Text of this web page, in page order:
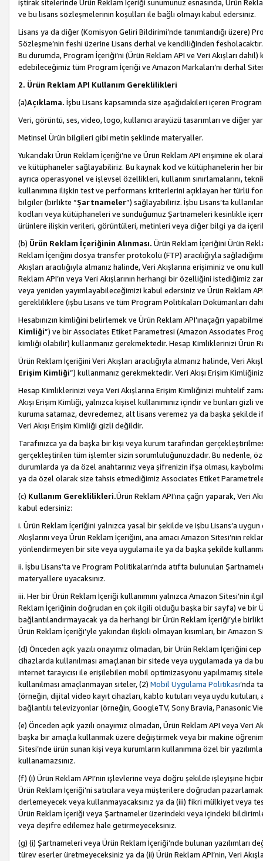
iştirak sitelerinde Ürün Reklam İçeriği sunumunuz esnasında, Ürün
ve bu lisans sözleşmelerinin koşulları ile bağlı olmayı kabul edersiniz.
Lisans ya da diğer (Komisyon Geliri Bildirimi’nde tanımlandığı üzere)
Sözleşme’nin feshi üzerine Lisans derhal ve kendiliğinden
Bu durumda, Program İçeriği’ni (Ürün Reklam API ve Veri Akışları
edebileceğimiz tüm Program İçeriği ve Amazon Markaları’nı derhal
2. Ürün Reklam API Kullanım Gereklilikleri
(a)Açıklama. İşbu Lisans kapsamında size aşağıdakileri içeren
Veri, görüntü, ses, video, logo, kullanıcı arayüzü tasarımları ve diğer
Metinsel Ürün bilgileri gibi metin şeklinde materyaller.
Yukarıdaki Ürün Reklam İçeriği’ne ve Ürün Reklam API erişimine ek
ve kütüphaneler sağlayabiliriz. Bu kaynak kod ve kütüphanelerin her
ayrıca operasyonel ve işlevsel özellikleri, kullanım sınırlamalarını,
kullanımına ilişkin test ve performans kriterlerini açıklayan her türlü
bilgiler (birlikte “Şartnameler”) sağlayabiliriz. İşbu Lisans’ta
kodları veya kütüphaneleri ve sunduğumuz Şartnameleri kesinlikle
ürünlere ilişkin verileri, görüntüleri, metinleri veya diğer bilgi ya da
(b) Ürün Reklam İçeriğinin Alınması. Ürün Reklam İçeriğini Ürün
Reklam İçeriğini dosya transfer protokolü (FTP) aracılığıyla
Akışları aracılığıyla almanız halinde, Veri Akışlarına erişiminiz ve onu
Reklam API’ın veya Veri Akışlarının herhangi bir özelliğini
veya yeniden yayımlayabileceğimizi kabul edersiniz ve Ürün Reklam
gerekliliklere (işbu Lisans ve tüm Program Politikaları Dokümanları
Hesabınızın kimliğini belirlemek ve Ürün Reklam API’ınaçağrı
Kimliği”) ve bir Associates Etiket Parametresi (Amazon Associates
kimliği olabilir) kullanmanız gerekmektedir. Hesap Kimliklerinizi Ürün
Ürün Reklam İçeriğini Veri Akışları aracılığıyla almanız halinde, Veri
Erişim Kimliği”) kullanmanız gerekmektedir. Veri Akışı Erişim
Hesap Kimliklerinizi veya Veri Akışlarına Erişim Kimliğinizi muhtelif
Akışı Erişim Kimliği, yalnızca kişisel kullanımınız içindir ve bunları
kuruma satamaz, devredemez, alt lisans veremez ya da başka şekilde
Veri Akışı Erişim Kimliği gizli değildir.
Tarafınızca ya da başka bir kişi veya kurum tarafından
gerçekleştirilen tüm işlemler sizin sorumluluğunuzdadır. Bu nedenle,
durumlarda ya da özel anahtarınız veya şifrenizin ifşa olması,
ya da özel olarak size tahsis etmediğimiz Associates Etiket
(c) Kullanım Gereklilikleri.Ürün Reklam API’ına çağrı yaparak, Veri
kabul edersiniz:
i. Ürün Reklam İçeriğini yalnızca yasal bir şekilde ve işbu Lisans’a uygun
Akışlarını veya Ürün Reklam İçeriğini, ana amacı Amazon Sitesi’nin
yönlendirmeyen bir site veya uygulama ile ya da başka şekilde
ii. İşbu Lisans’ta ve Program Politikaları’nda atıfta bulunulan
materyallere uyacaksınız.
iii. Her bir Ürün Reklam İçeriği kullanımını yalnızca Amazon
Reklam İçeriğinin doğrudan en çok ilgili olduğu başka bir sayfa) ve bir
bağlantılandırmayacak ya da herhangi bir Ürün Reklam İçeriği’yle
Ürün Reklam İçeriği’yle yakından ilişkili olmayan kısımları, bir Amazon
(d) Önceden açık yazılı onayımız olmadan, bir Ürün Reklam İçeriğini
cihazlarda kullanılması amaçlanan bir sitede veya uygulamada ya da
internet tarayıcısı ile erişilebilen mobil optimizasyonu yapılmamış
kullanılması amaçlanmayan siteler, (2) Mobil Uygulama Politikası’nda
(örneğin, dijital video kayıt cihazları, kablo kutuları veya uydu kutuları,
bağlantılı televizyonlar (örneğin, GoogleTV, Sony Bravia, Panasonic
(e) Önceden açık yazılı onayımız olmadan, Ürün Reklam API veya
başka bir amaçla kullanmak üzere değiştirmek veya bir makine
Sitesi’nde ürün sunan kişi veya kurumların kullanımına özel bir
kullanamazsınız.
(f) (i) Ürün Reklam API’nin işlevlerine veya doğru şekilde işleyişine
Ürün Reklam İçeriği’ni satıcılara veya müşterilere doğrudan
derlemeyecek veya kullanmayacaksınız ya da (iii) fikri mülkiyet veya
Ürün Reklam İçeriği veya Şartnameler üzerindeki veya içindeki
veya deşifre edilemez hale getirmeyeceksiniz.
(g) (i) Şartnameleri veya Ürün Reklam İçeriği’nde bulunan
türev eserler üretmeyeceksiniz ya da (ii) Ürün Reklam API’nin, Veri